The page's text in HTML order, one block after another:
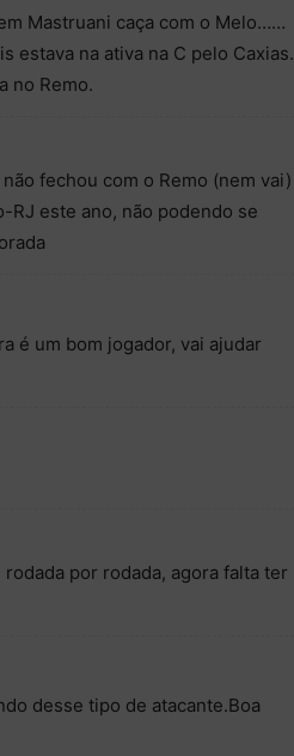
Mastruani caça com o Melo……
estava na ativa na C pelo Caxias.
no Remo.
fechou com o Remo (nem vai)
este ano, não podendo se
é um bom jogador, vai ajudar
por rodada, agora falta ter
desse tipo de atacante.Boa